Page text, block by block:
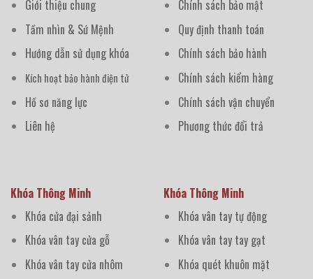
Giới thiệu chung
Tầm nhìn & Sứ Mệnh
Hướng dẫn sử dụng khóa
Kích hoạt bảo hành điện tử
Hồ sơ năng lực
Liên hệ
Chính sách bảo mật
Quy định thanh toán
Chính sách bảo hành
Chính sách kiểm hàng
Chính sách vận chuyển
Phương thức đổi trả
Khóa Thông Minh
Khóa cửa đại sảnh
Khóa vân tay cửa gỗ
Khóa vân tay cửa nhôm
Khóa Thông Minh
Khóa vân tay tự động
Khóa vân tay tay gạt
Khóa quét khuôn mặt